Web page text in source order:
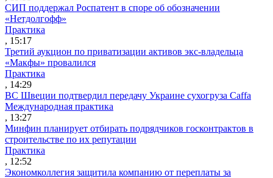
СИП поддержал Роспатент в споре об обозначении
«Нетдолгофф»
Практика
, 15:17
Третий аукцион по приватизации активов экс-владельца
«Макфы» провалился
Практика
, 14:29
ВС Швеции подтвердил передачу Украине сухогруза Caffa
Международная практика
, 13:27
Минфин планирует отбирать подрядчиков госконтрактов в
строительстве по их репутации
Практика
, 12:52
Экономколлегия защитила компанию от переплаты за